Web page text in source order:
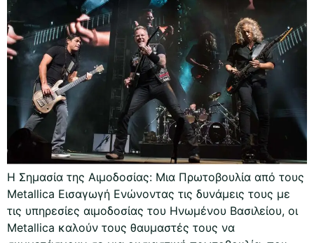
Η Σημασία της Αιμοδοσίας: Μια Πρωτοβουλία από τους
Metallica Εισαγωγή Ενώνοντας τις δυνάμεις τους με
τις υπηρεσίες αιμοδοσίας του Ηνωμένου Βασιλείου, οι
Metallica καλούν τους θαυμαστές τους να